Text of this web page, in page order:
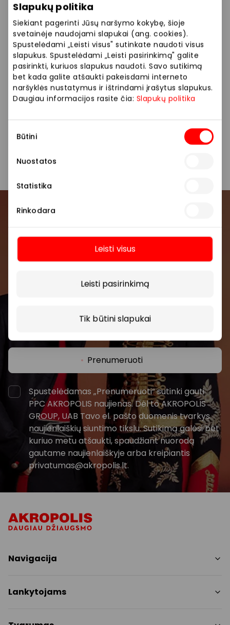
Slapukų politika
Siekiant pagerinti Jūsų naršymo kokybę, šioje
svetainėje naudojami slapukai (ang. cookies).
Spustelėdami „Leisti visus" sutinkate naudoti visus
slapukus. Spustelėdami „Leisti pasirinkimą" galite
pasirinkti, kuriuos slapukus naudoti. Savo sutikimą
bet kada galite atšaukti pakeisdami interneto
naršyklės nustatymus ir ištrindami įrašytus slapukus.
Daugiau informacijos rasite čia: Slapukų politika
pasirinkimas
Būtini
Nuostatos
Statistika
Rinkodara
Leisti visus
Leisti pasirinkimą
Tik būtini slapukai
veikiančios parduotuvės ir paslaugų teikėjai
savarankiškai nustato taikomas nuolaidas, jų
dydžius bei kitas aktualias sąlygas. Stengiamės
kuo tiksliau pateikti aktualią informaciją, tačiau,
jei kyla neatitikimų tarp mūsų tinklalapyje
pateiktos informacijos ir faktinės informacijos
parduotuvėje ar paslaugų teikimo vietoje, visada
vadovaukitės tuo, kas nurodyta konkrečioje
parduotuvėje ar paslaugų teikimo vietoje. Visais
klausimais, susijusiais su konkrečiomis
nuolaidomis bei vykstančiomis akcijomis,
prašome kreiptis tiesiogiai į atitinkamą
Prisijunkite prie mūsų
bendruomenės
prekybos centro.
Prenumeruoti
Spustelėdamas „Prenumeruoti“ sutinki gauti
PPC AKROPOLIS naujienas. Dėl to AKROPOLIS
GROUP, UAB Tavo el. pašto duomenis tvarkys
naujienlaiškių siuntimo tikslu. Sutikimą galėsi bet
kuriuo metu atšaukti, spaudžiant nuorodą
gautame naujienlaiškyje arba kreipiantis
privatumas@akropolis.lt.
Daugiau
Navigacija
Paslaugos
Lankytojams